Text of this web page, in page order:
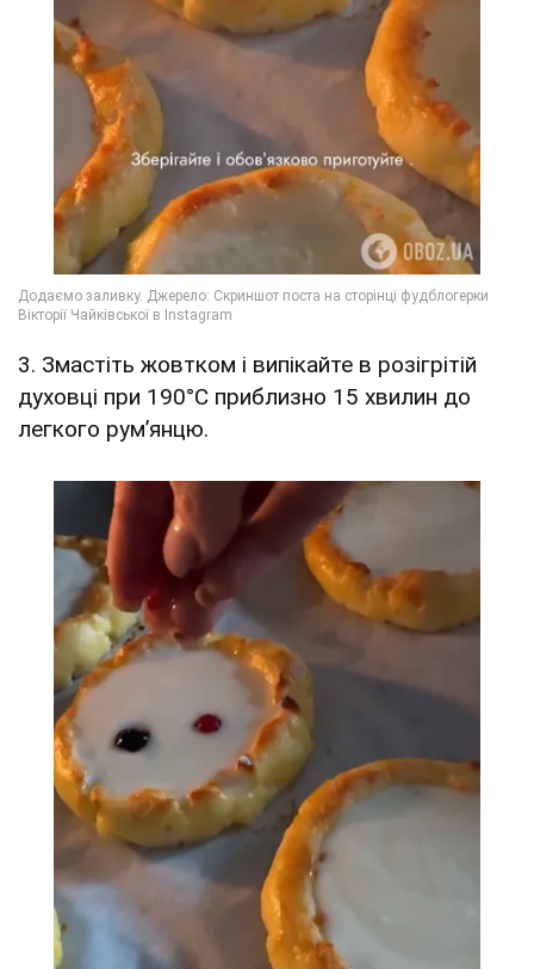
3. Змастіть жовтком і випікайте в розігрітій
духовці при 190°C приблизно 15 хвилин до
легкого рум’янцю.